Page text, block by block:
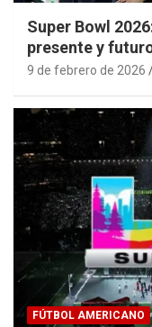
Super Bowl
presente y
9 de febrero de 2026
FÚTBOL AMERICANO